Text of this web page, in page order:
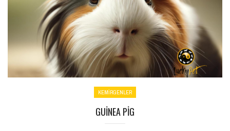
KEMİRGENLER
GUINEA PIG